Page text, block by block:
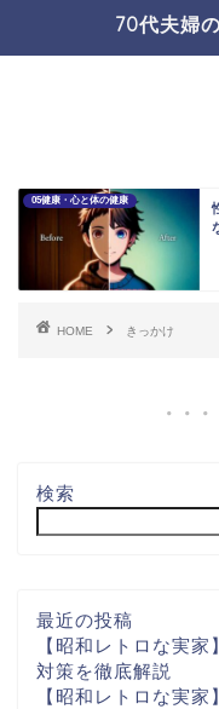
19コミュニ
70代夫婦
05健康・心と体の健康
HOME きっかけ
検索
最近の投稿
【昭和レトロな実
対策を徹底解説
【昭和レトロな実